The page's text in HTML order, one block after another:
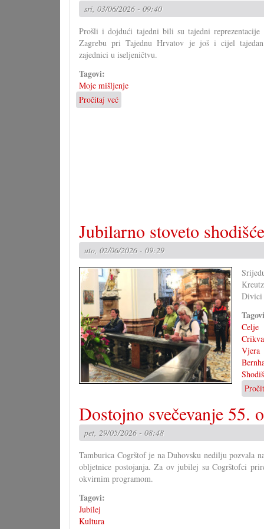
sri, 03/06/2026 - 09:40
Prošli i dojdući tajedni bili su tajedni
Zagrebu pri Tajednu Hrvatov je još i cijel
zajednici u iseljeničtvu.
Tagovi:
Moje mišljenje
Pročitaj već
Je
Jubilarno stoveto shodišće
uto, 02/06/2026 - 09:29
Celje
Vjera
Dostojno svečevanje 55.
pet, 29/05/2026 - 08:48
Tamburica Cogrštof je na Duhovsku nedilju pozvala
obljetnice postojanja. Za ov jubilej su Cogrštofci
okvirnim programom.
Tagovi:
Jubilej
Kultura